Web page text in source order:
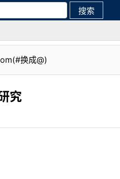
搜索
换成@)
究